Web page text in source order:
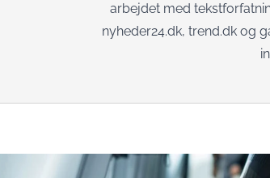
arbejdet med
nyheder24.dk, trend.dk og